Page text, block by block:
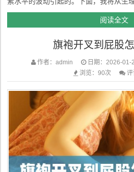
系、以及心理因素等方面，分析这种现象的原因。 1.
理变化与性欲的关系女性的月经周期通
阅读全文
旗袍开叉到屁股
作者：admin 日期：2026-01-
浏览：90次
评